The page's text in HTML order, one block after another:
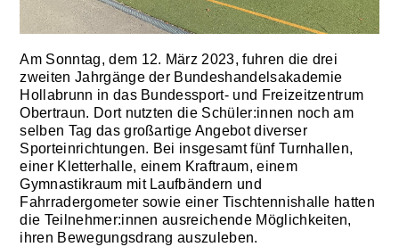
Am Sonntag, dem 12. März 2023, fuhren die drei
zweiten Jahrgänge der Bundeshandelsakademie
Hollabrunn in das Bundessport- und Freizeitzentrum
Obertraun. Dort nutzten die Schüler:innen noch am
selben Tag das großartige Angebot diverser
Sporteinrichtungen. Bei insgesamt fünf Turnhallen,
einer Kletterhalle, einem Kraftraum, einem
Gymnastikraum mit Laufbändern und
Fahrradergometer sowie einer Tischtennishalle hatten
die Teilnehmer:innen ausreichende Möglichkeiten,
ihren Bewegungsdrang auszuleben.